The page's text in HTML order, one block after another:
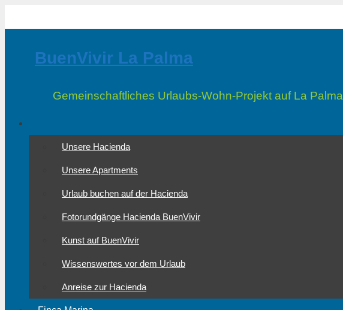
BuenVivir La Palma
Gemeinschaftliches Urlaubs-Wohn-Projekt auf La Palma
Unsere Hacienda
Unsere Apartments
Urlaub buchen auf der Hacienda
Fotorundgänge Hacienda BuenVivir
Kunst auf BuenVivir
Wissenswertes vor dem Urlaub
Anreise zur Hacienda